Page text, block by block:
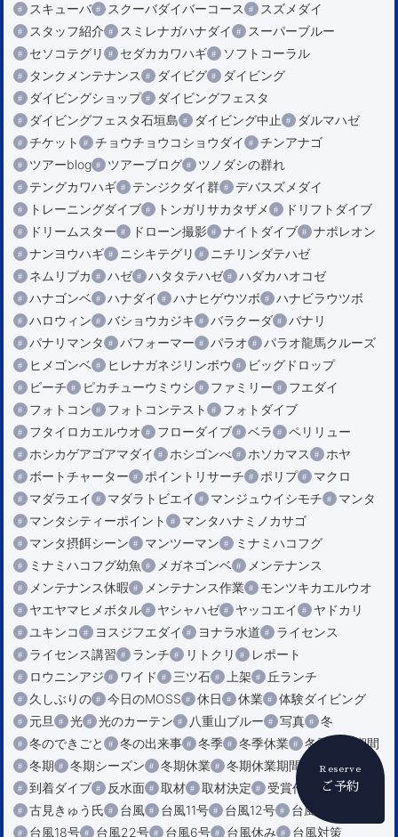
Reserve
ご予約
スキューバ
スクーバダイバーコース
スズメダイ
スタッフ紹介
スミレナガハナダイ
スーパーブルー
セソコテグリ
セダカカワハギ
ソフトコーラル
タンクメンテナンス
ダイビグ
ダイビング
ダイビングショップ
ダイビングフェスタ
ダイビングフェスタ石垣島
ダイビング中止
ダルマハゼ
チケット
チョウチョウコショウダイ
チンアナゴ
ツアーblog
ツアーブログ
ツノダシの群れ
テングカワハギ
テンジクダイ群
デバスズメダイ
トレーニングダイブ
トンガリサカタザメ
ドリフトダイブ
ドリームスター
ドローン撮影 ナイトダイブ
ナポレオン
ナンヨウハギ
ニシキテグリ
ニチリンダテハゼ
ネムリブカ
ハゼ ハタタテハゼ
ハダカハオコゼ
ハナゴンベ
ハナダイ ハナヒゲウツボ
ハナビラウツボ
ハロウィン
バショウカジキ バラクーダ
パナリ
パナリマンタ
パフォーマー パラオ
パラオ龍馬クルーズ
ヒメゴンベ
ヒレナガネジリンボウ
ビッグドロップ
ビーチ
ピカチューウミウシ ファミリー
フエダイ
フォトコン
フォトコンテスト
フォトダイブ
フタイロカエルウオ
フローダイブ ベラ
ペリリュー
ホシカゲアゴアマダイ
ホシゴンべ ホソカマス
ホヤ
ボートチャーター
ポイントリサーチ ポリプ
マクロ
マダラエイ
マダラトビエイ マンジュウイシモチ
マンタ
マンタシティーポイント
マンタハナミノカサゴ
マンタ摂餌シーン
マンツーマン
ミナミハコフグ
ミナミハコフグ幼魚
メガネゴンベ
メンテナンス
メンテナンス休暇
メンテナンス作業
モンツキカエルウオ
ヤエヤマヒメボタル
ヤシャハゼ ヤッコエイ
ヤドカリ
ユキンコ
ヨスジフエダイ ヨナラ水道
ライセンス
ライセンス講習
ランチ リトクリ
レポート
ロウニンアジ
ワイド 三ツ石 上架
丘ランチ
久しぶりの
今日のMOSS 休日 休業
体験ダイビング
元旦
光 光のカーテン 八重山ブルー 写真
冬
冬のできごと
冬の出来事 冬季 冬季休業
冬季休業期間
冬期
冬期シーズン 冬期休業 冬期休業期間
初潜り
到着ダイブ
反水面 取材 取材決定
受賞作品
古見きゅう氏
台風 台風11号 台風12号
台風14号
台風18号
台風22号 台風6号 台風休み 台風対策